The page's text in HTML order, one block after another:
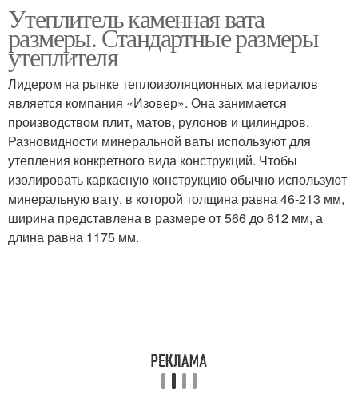
Утеплитель каменная вата
размеры. Стандартные размеры
утеплителя
Лидером на рынке теплоизоляционных материалов
является компания «Изовер». Она занимается
производством плит, матов, рулонов и цилиндров.
Разновидности минеральной ваты используют для
утепления конкретного вида конструкций. Чтобы
изолировать каркасную конструкцию обычно используют
минеральную вату, в которой толщина равна 46-213 мм,
ширина представлена в размере от 566 до 612 мм, а
длина равна 1175 мм.